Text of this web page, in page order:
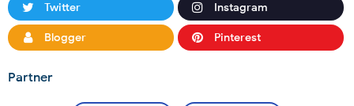
Twitter Instagram
Blogger Pinterest
Partner